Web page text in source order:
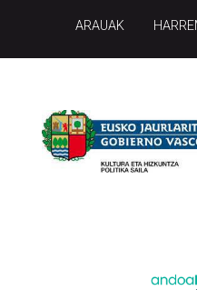
ARAUAK